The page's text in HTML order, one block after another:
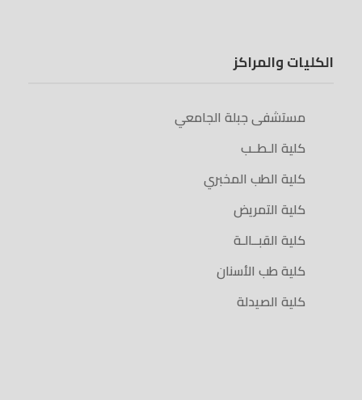
الكليات والمراكز
مستشفى جبلة الجامعي
كلية الـطــب
كلية الطب المخبري
كلية التمريض
كلية القبــالـة
كلية طب الأسنان
كلية الصيدلة